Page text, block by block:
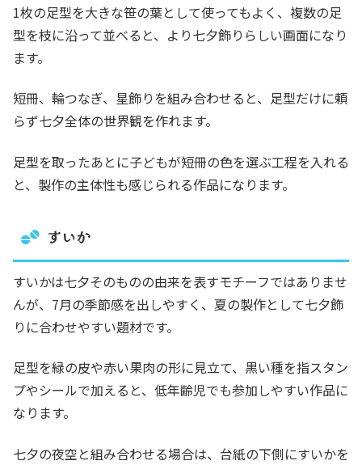
1枚の足型を大きな笹の葉として使ってもよく、複数の足
型を枝に沿って並べると、より七夕飾りらしい画面になり
ます。
短冊、輪つなぎ、星飾りを組み合わせると、足型だけに頼
らず七夕全体の世界観を作れます。
足型を取ったあとに子どもが短冊の色を選ぶ工程を入れる
と、製作の主体性も感じられる作品になります。
すいか
すいかは七夕そのものの由来を表すモチーフではありませ
んが、7月の季節感を出しやすく、夏の製作として七夕飾
りに合わせやすい題材です。
足型を緑の皮や赤い果肉の形に見立て、黒い種を指スタン
プやシールで加えると、低年齢児でも参加しやすい作品に
なります。
七夕の夜空と組み合わせる場合は、台紙の下側にすいかを